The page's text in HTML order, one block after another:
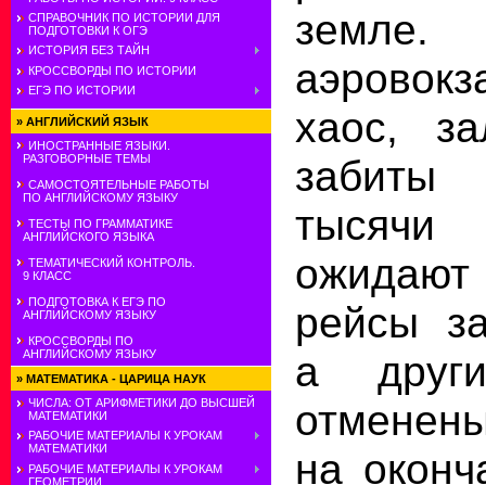
СПРАВОЧНИК ПО ИСТОРИИ ДЛЯ
ПОДГОТОВКИ К ОГЭ
ИСТОРИЯ БЕЗ ТАЙН
КРОССВОРДЫ ПО ИСТОРИИ
ЕГЭ ПО ИСТОРИИ
» АНГЛИЙСКИЙ ЯЗЫК
ИНОСТРАННЫЕ ЯЗЫКИ.
РАЗГОВОРНЫЕ ТЕМЫ
САМОСТОЯТЕЛЬНЫЕ РАБОТЫ
ПО АНГЛИЙСКОМУ ЯЗЫКУ
ТЕСТЫ ПО ГРАММАТИКЕ
АНГЛИЙСКОГО ЯЗЫКА
ТЕМАТИЧЕСКИЙ КОНТРОЛЬ.
9 КЛАСС
ПОДГОТОВКА К ЕГЭ ПО
АНГЛИЙСКОМУ ЯЗЫКУ
КРОССВОРДЫ ПО
АНГЛИЙСКОМУ ЯЗЫКУ
» МАТЕМАТИКА - ЦАРИЦА НАУК
ЧИСЛА: ОТ АРИФМЕТИКИ ДО ВЫСШЕЙ
МАТЕМАТИКИ
РАБОЧИЕ МАТЕРИАЛЫ К УРОКАМ
МАТЕМАТИКИ
РАБОЧИЕ МАТЕРИАЛЫ К УРОКАМ
ГЕОМЕТРИИ
хаос,
тысячи
рейсы
а
на